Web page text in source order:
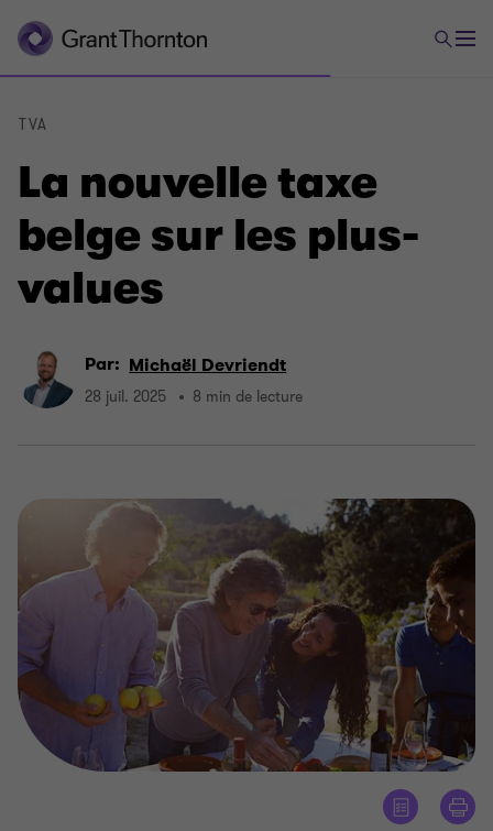
La nouvelle taxe
belge sur les plus-
values
TVA
Par: Michaël Devriendt
28 juil. 2025 8 min de lecture